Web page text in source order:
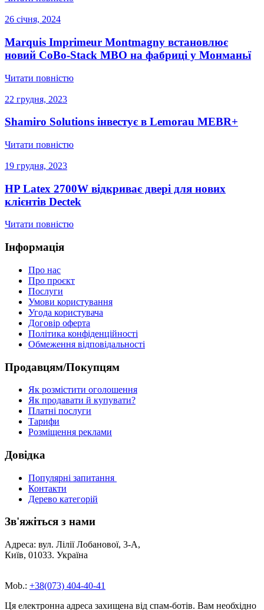
26 січня, 2024
Marquis Imprimeur Montmagny встановлює
новий CoBo-Stack MBO на фабриці у Монманьї
Читати повністю
22 грудня, 2023
Shamiro Solutions інвестує в Lemorau MEBR+
Читати повністю
19 грудня, 2023
HP Latex 2700W відкриває двері для нових
клієнтів Dectek
Читати повністю
Інформація
Про нас
Про проєкт
Послуги
Умови користування
Угода користувача
Договір оферта
Політика конфіденційності
Обмеження відповідальності
Продавцям/Покупцям
Як розмістити оголошення
Як продавати й купувати?
Платні послуги
Тарифи
Розміщення реклами
Довідка
Популярні запитання
Контакти
Дерево категорій
Зв'яжіться з нами
Адреса: вул. Лілії Лобанової, 3-А,
Київ, 01033. Україна
Mob.: +38(073) 404-40-41
Ця електронна адреса захищена від спам-ботів. Вам необхідно